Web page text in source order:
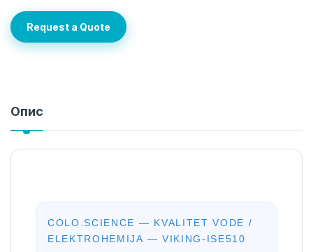
Request a Quote
Опис
COLO.SCIENCE — KVALITET VODE /
ELEKTROHEMIJA — VIKING-ISE510